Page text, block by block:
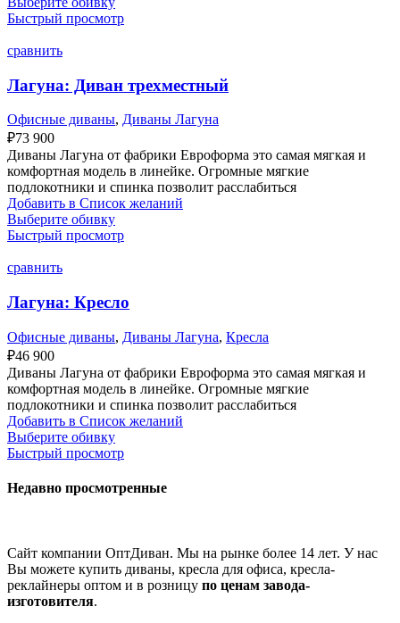
Быстрый просмотр
сравнить
Лагуна: Диван трехместный
Офисные диваны, Диваны Лагуна
₽73 900
Диваны Лагуна от фабрики Евроформа это самая мягкая и
комфортная модель в линейке. Огромные мягкие
подлокотники и спинка позволит расслабиться
Добавить в Список желаний
Выберите обивку
Быстрый просмотр
сравнить
Лагуна: Кресло
Офисные диваны, Диваны Лагуна, Кресла
₽46 900
Диваны Лагуна от фабрики Евроформа это самая мягкая и
комфортная модель в линейке. Огромные мягкие
подлокотники и спинка позволит расслабиться
Добавить в Список желаний
Выберите обивку
Быстрый просмотр
Недавно просмотренные
Сайт компании ОптДиван. Мы на рынке более 14 лет. У нас
Вы можете купить диваны, кресла для офиса, кресла-
реклайнеры оптом и в розницу по ценам завода-
изготовителя.